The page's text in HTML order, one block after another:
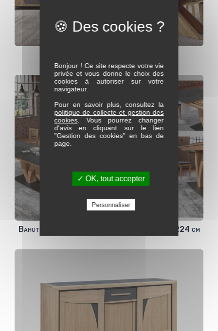
Bahut 2 portes coulissantes Figeac en 185 ou 224 cm
Bonjour ! Ce site respecte votre vie
privée et vous donne le choix des
cookies à autoriser sur votre
navigateur.
Pour en savoir plus, consultez la
politique de collecte et gestion des
cookies. Vous pourrez changer
d'avis en cliquant sur le lien
"Gestion des cookies" en bas de
page.
✓ OK, tout accepter
Personnaliser